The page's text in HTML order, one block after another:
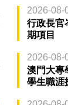
2026-08-
行政長官
期項目
2026-08-
澳門大專
學生職涯